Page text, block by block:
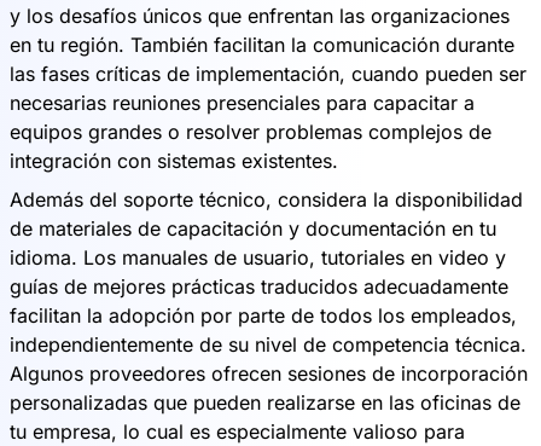
y los desafíos únicos que enfrentan las organizaciones
en tu región. También facilitan la comunicación durante
las fases críticas de implementación, cuando pueden ser
necesarias reuniones presenciales para capacitar a
equipos grandes o resolver problemas complejos de
integración con sistemas existentes.
Además del soporte técnico, considera la disponibilidad
de materiales de capacitación y documentación en tu
idioma. Los manuales de usuario, tutoriales en video y
guías de mejores prácticas traducidos adecuadamente
facilitan la adopción por parte de todos los empleados,
independientemente de su nivel de competencia técnica.
Algunos proveedores ofrecen sesiones de incorporación
personalizadas que pueden realizarse en las oficinas de
tu empresa, lo cual es especialmente valioso para